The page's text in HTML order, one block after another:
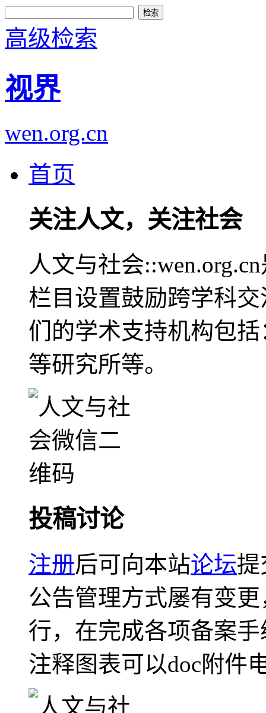
高级检索
视界
wen.org.cn
首页
关注人文，关注社会
人文与社会
栏目设置鼓励跨学科
们的学术支持机构包
等研究所等。
投稿讨论
注册后可向本站论坛提
公告管理方式屡有变
行，在完成各项备案
注释图表可以doc附件